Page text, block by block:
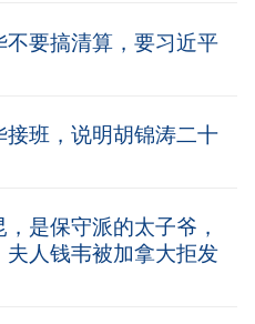
要搞清算，要习近平
班，说明胡锦涛二十
是保守派的太子爷，
人钱韦被加拿大拒发